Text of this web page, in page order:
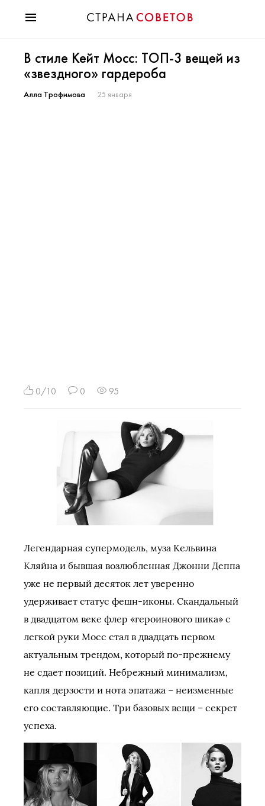
Мода
Звезды
Гороскопы
В стиле Кейт Мосс: ТОП-3 вещей из
«звездного» гардероба
Алла Трофимова 25 января
0/10 0 95
Легендарная супермодель, муза Кельвина
Кляйна и бывшая возлюбленная Джонни Деппа
уже не первый десяток лет уверенно
удерживает статус фешн-иконы. Скандальный
в двадцатом веке флер «героинового шика» с
легкой руки Мосс стал в двадцать первом
актуальным трендом, который по-прежнему
не сдает позиций. Небрежный минимализм,
капля дерзости и нота эпатажа – неизменные
его составляющие. Три базовых вещи – секрет
успеха.